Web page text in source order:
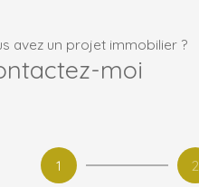
avez un projet immobilier ?
moi
1
2